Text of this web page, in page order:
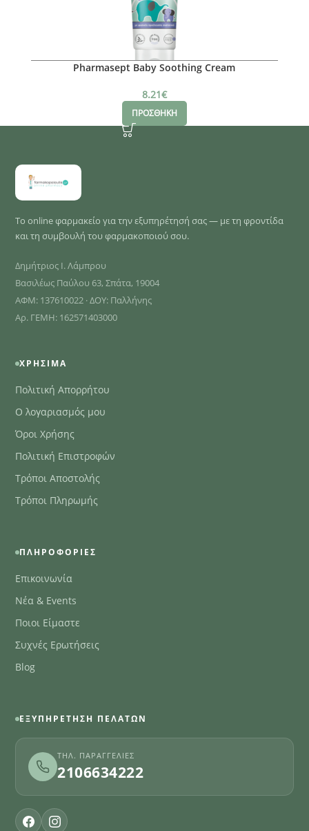
Pharmasept Baby Soothing Cream
8.21€
ΠΡΟΣΘΗΚΗ
Το online φαρμακείο για την εξυπηρέτησή σας — με τη φροντίδα
και τη συμβουλή του φαρμακοποιού σου.
Δημήτριος Ι. Λάμπρου
Βασιλέως Παύλου 63, Σπάτα, 19004
ΑΦΜ: 137610022 · ΔΟΥ: Παλλήνης
Αρ. ΓΕΜΗ: 162571403000
ΧΡΉΣΙΜΑ
Πολιτική Απορρήτου
Ο λογαριασμός μου
Όροι Χρήσης
Πολιτική Επιστροφών
Τρόποι Αποστολής
Τρόποι Πληρωμής
ΠΛΗΡΟΦΟΡΊΕΣ
Επικοινωνία
Νέα & Events
Ποιοι Είμαστε
Συχνές Ερωτήσεις
Blog
ΕΞΥΠΗΡΈΤΗΣΗ ΠΕΛΑΤΏΝ
ΤΗΛ. ΠΑΡΑΓΓΕΛΊΕΣ
2106634222